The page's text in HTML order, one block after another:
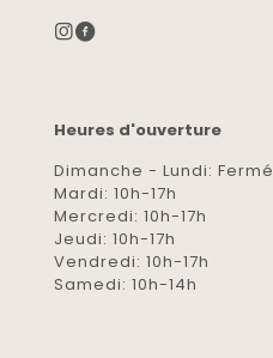
Heures d'ouverture
Dimanche - Lundi: Fermé
Mardi: 10h-17h
Mercredi: 10h-17h
Jeudi: 10h-17h
Vendredi: 10h-17h
Samedi: 10h-14h